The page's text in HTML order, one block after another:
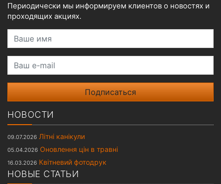
Периодически мы информируем клиентов о новостях и
проходящих акциях.
Ваше имя
Ваш e-mail
НОВОСТИ
09.07.2026 Літні канікули
05.04.2026 Оновлення цін в травні
16.03.2026 Квітневий фотодрук
НОВЫЕ СТАТЬИ